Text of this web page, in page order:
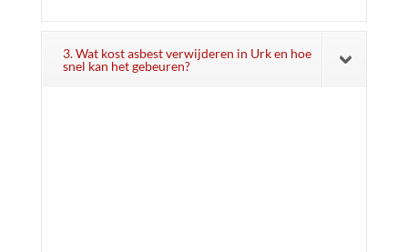
3. Wat kost asbest verwijderen in Urk en hoe
snel kan het gebeuren?